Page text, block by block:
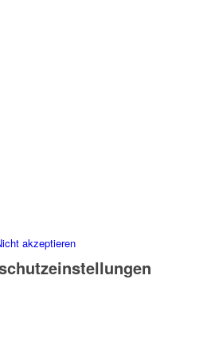
akzeptieren